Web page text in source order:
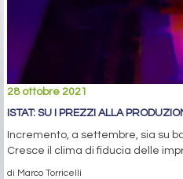
28 ottobre 2021
ISTAT: SU I PREZZI ALLA
Incremento, a settembre, sia su
Cresce il clima di fiducia delle
di Marco Torricelli